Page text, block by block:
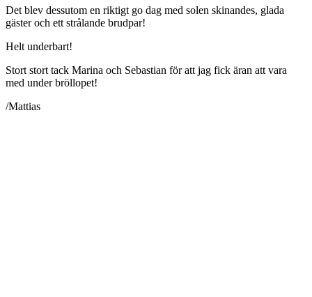
Det blev dessutom en riktigt go dag med solen skinandes, glada
gäster och ett strålande brudpar!
Helt underbart!
Stort stort tack Marina och Sebastian för att jag fick äran att vara
med under bröllopet!
/Mattias